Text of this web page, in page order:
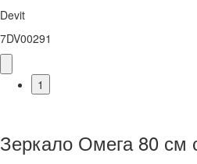
Devit
7DV00291
1
Зеркало Омега 80 см